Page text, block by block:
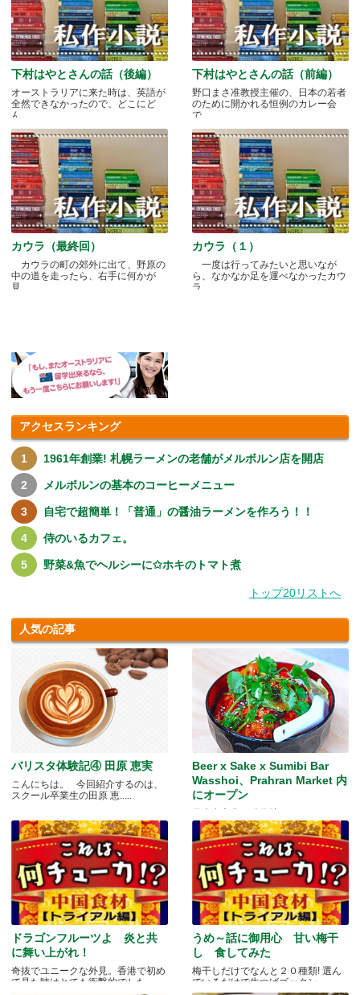
下村はやとさんの話（後編）
オーストラリアに来た時は、英語が
全然できなかったので、どこにど
ん.....
下村はやとさんの話（前編）
野口まさ准教授主催の、日本の若者
のために開かれる恒例のカレー会
で.....
カウラ（最終回）
カウラの町の郊外に出て、野原の
中の道を走ったら、右手に何かが
見.....
カウラ（１）
一度は行ってみたいと思いなが
ら、なかなか足を運べなかったカウ
ラ.....
アクセスランキング
1961年創業! 札幌ラーメンの老舗がメルボルン店を開店
メルボルンの基本のコーヒーメニュー
自宅で超簡単！「普通」の醤油ラーメンを作ろう！！
侍のいるカフェ。
野菜&魚でヘルシーに✩ホキのトマト煮
トップ20リストへ
人気の記事
バリスタ体験記④ 田原 恵実
こんにちは。 今回紹介するのは、
スクール卒業生の田原 恵.....
Beer x Sake x Sumibi Bar
Wasshoi、Prahran Market 内
にオープン
日本食文化の発信地
ドラゴンフルーツよ 炎と共
に舞い上がれ！
奇抜でユニークな外見。香港で初め
て見た時はとても衝撃的でした.....
うめ～話に御用心 甘い梅干
し 食してみた
梅干しだけでなんと２０種類! 選ん
でいるだけで生つばゴックン。 .....